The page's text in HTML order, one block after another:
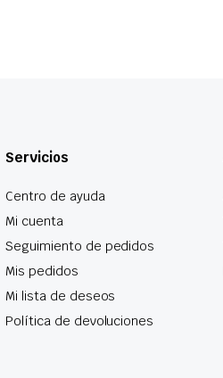
Servicios
Centro de ayuda
Mi cuenta
Seguimiento de pedidos
Mis pedidos
Mi lista de deseos
Política de devoluciones